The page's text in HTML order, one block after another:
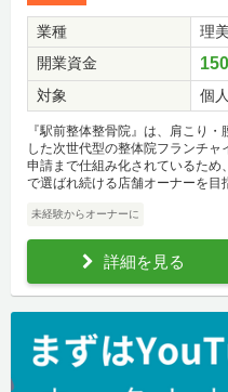
業種
理
開業資金
対象 個
『駅前整体整骨院』は、肩こり
した次世代型の整体院フランチ
申請まで仕組み化されているた
で選ばれ続ける店舗オーナーを目
未経験からオーナーに
詳細を見る